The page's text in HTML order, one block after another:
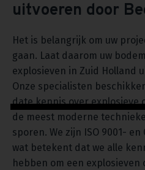
uitvoeren door
Het is belangrijk om uw
gaan. Laat daarom uw
explosieven in Zuid Holland
Onze specialisten
date kennis over explosieve
de meest moderne
sporen. We zijn ISO 9001-
wat betekent dat we alle
hebben om een